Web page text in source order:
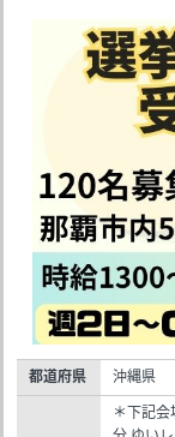
都道府県 沖縄県
＊下記